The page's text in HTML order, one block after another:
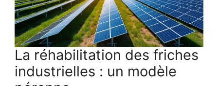
La réhabilitation des friches
industrielles : un modèle